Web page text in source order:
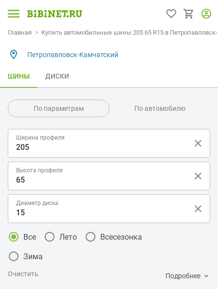
Главная Купить автомобильные шины 205 65 R15 в
Петропавловск-Камчатский
ШИНЫ ДИСКИ
По параметрам По автомобилю
Ширина профиля
Высота профиля
Диаметр диска
Все Лето Всесезонка
Зима
Очистить Подробнее